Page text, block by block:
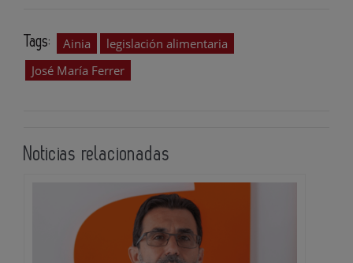
Tags: Ainia
legislación alimentaria
José María Ferrer
Noticias relacionadas